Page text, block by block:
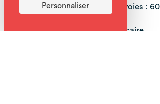
Nombre de voies : 60
Rocher : Calcaire
Personnaliser